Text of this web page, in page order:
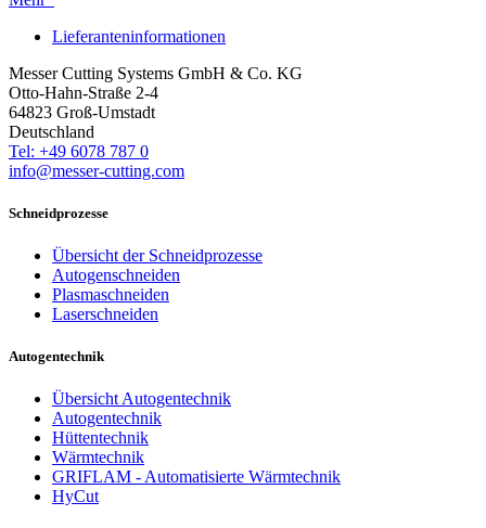
Lieferanteninformationen
Messer Cutting Systems GmbH & Co. KG
Otto-Hahn-Straße 2-4
64823 Groß-Umstadt
Deutschland
Tel: +49 6078 787 0
info@messer-cutting.com
Schneidprozesse
Übersicht der Schneidprozesse
Autogenschneiden
Plasmaschneiden
Laserschneiden
Autogentechnik
Übersicht Autogentechnik
Autogentechnik
Hüttentechnik
Wärmtechnik
GRIFLAM - Automatisierte Wärmtechnik
HyCut